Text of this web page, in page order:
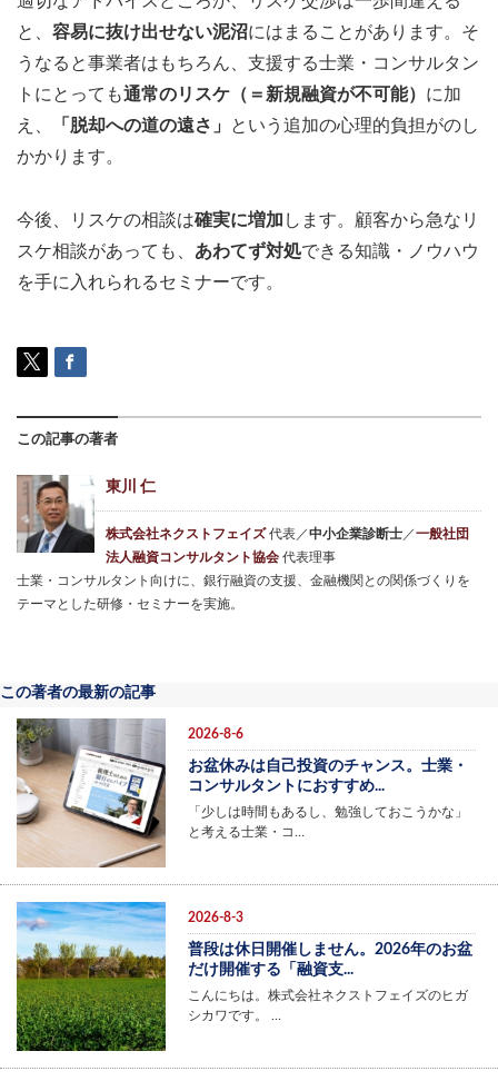
と、 容易に抜け出せない泥沼にはまることがあります。そ
うなると事業者はもちろん、支援する士業・コンサルタン
トにとっても通常のリスケ（＝新規融資が不可能） に加
え、
「脱却への道の遠さ」
という追加の心理的負担がのし
かかります。
今後、リスケの相談は確実に増加 します。顧客から急なリ
スケ相談があっても、 あわてず対処できる知識・ノウハウ
を手に入れられるセミナーです。
この記事の著者
東川 仁
株式会社ネクストフェイズ代表／中小企業診断士 ／一般社団
法人融資コンサルタント協会 代表理事
士業・コンサルタント向けに、銀行融資の支援、金融機関との関係づくりを
テーマとした研修・セミナーを実施。
この著者の最新の記事
2026-8-6
お盆休みは自己投資のチャンス。士業・
コンサルタントにおすすめ...
「少しは時間もあるし、勉強しておこうかな」
と考える士業・コ…
2026-8-3
普段は休日開催しません。2026年のお盆
だけ開催する「融資支...
こんにちは。株式会社ネクストフェイズのヒガ
シカワです。 …